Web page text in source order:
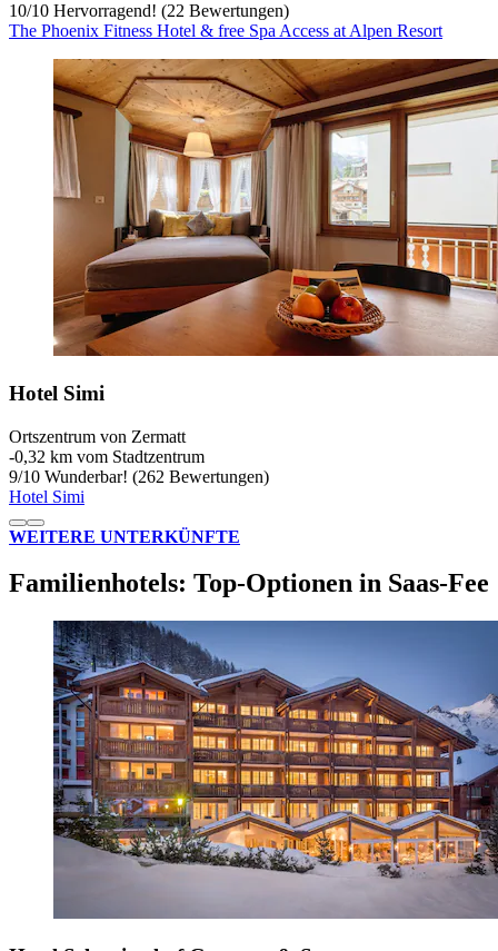
10/10 Hervorragend! (22 Bewertungen)
The Phoenix Fitness Hotel & free Spa Access at Alpen Resort
Hotel Simi
Ortszentrum von Zermatt
‐0,32 km vom Stadtzentrum
9/10 Wunderbar! (262 Bewertungen)
Hotel Simi
WEITERE UNTERKÜNFTE
Familienhotels: Top-Optionen in Saas-Fee